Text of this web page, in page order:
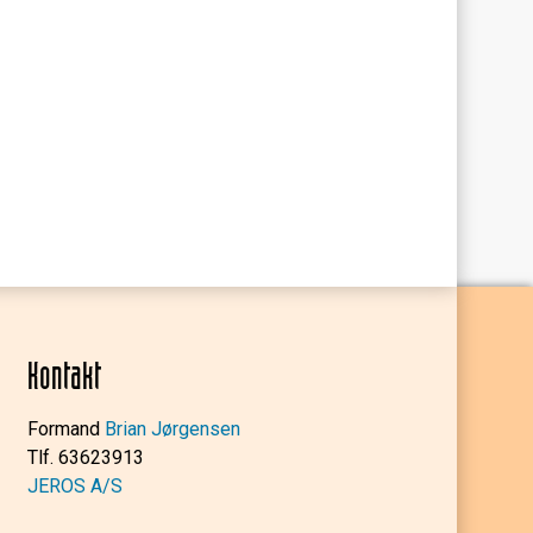
Kontakt
Formand Brian Jørgensen
Tlf. 63623913
JEROS A/S